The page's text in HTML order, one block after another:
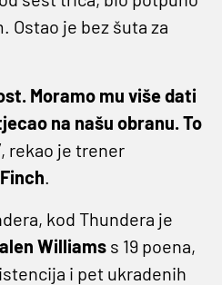
Ostao je bez šuta za
Moramo mu više dati
na našu obranu. To
, rekao je trener
.
kod Thundera je
Williams s 19 poena,
i pet ukradenih